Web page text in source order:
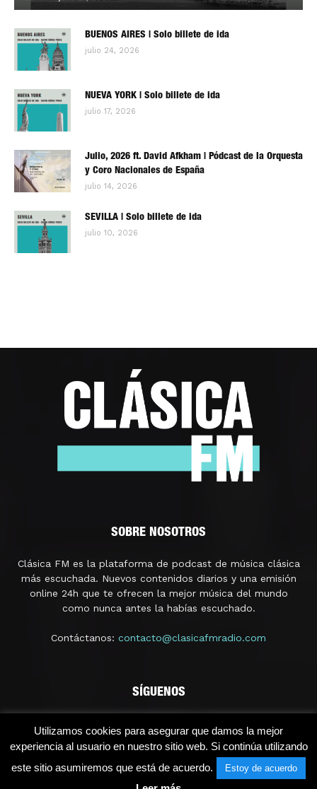
BUENOS AIRES | Solo billete de ida
julio 24, 2026
NUEVA YORK | Solo billete de ida
julio 17, 2026
Julio, 2026 ft. David Afkham | Pódcast de la Orquesta
y Coro Nacionales de España
julio 14, 2026
SEVILLA | Solo billete de ida
julio 10, 2026
SOBRE NOSOTROS
Clásica FM es la plataforma de podcast de música clásica
más escuchada. Nuevos contenidos diarios y una emisión
online 24h que te ofrecen la mejor música del mundo
como nunca antes la habías escuchado.
Contáctanos: contacto@clasicafmradio.com
SÍGUENOS
© 2021 - Clásica FM Radio | Licencia SGAERRDD/4/1296/0118
Utilizamos cookies para asegurar que damos la mejor
experiencia al usuario en nuestro sitio web. Si continúa utilizando
este sitio asumiremos que está de acuerdo.
Estoy de acuerdo